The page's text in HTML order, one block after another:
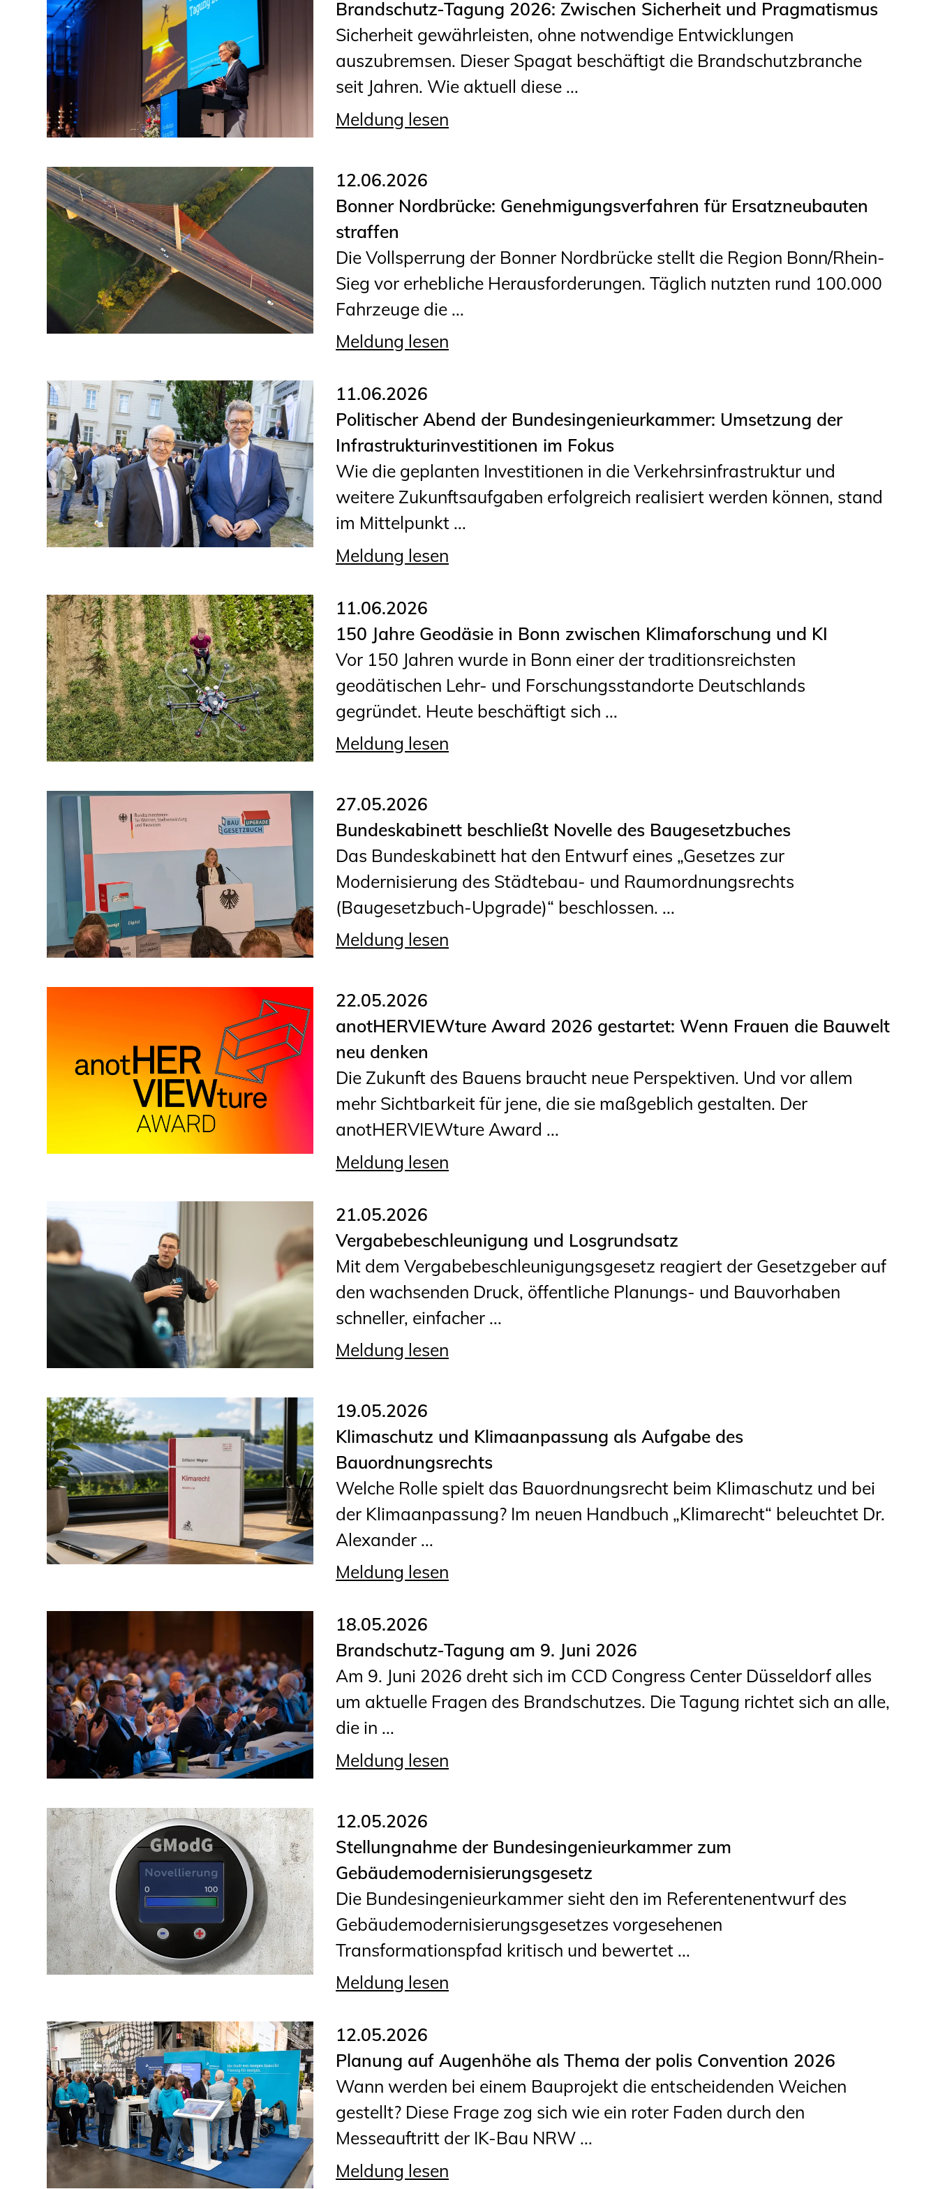
Geschäftsstelle
Mitgliedschaft
Veranstaltungsformate
Unsere Publikationen
Informationen für
Anträge, Anzeigen, Formulare
Fortbildung/Seminare
Informationen für
Ingenieurinnen und Ingenieure
Recht
Planungswettbewerbe
Publikationen
Stellenbörse
Staatlich anerkannte
Sachverständige
Öffentlich bestellte und
vereidigte Sachverständige
Prüfsachverständige
Qualifizierte Tragwerksplaner/-
Bauvorlageberechtigte
Sachkundige für Zustands- und
Funktionsprüfung privater
Abwasserleitungen
Vereinbarungen mit
Ingenieurkammern
Büronachfolge
Informationen für
Schülerinnen, Schüler
und Studierende
Studierenden Praxis-
Wissenswertes für
Studierende
Presse
Kontakt und Anfahrt
Impressum
Brandschutz-Tagung 2026: Zwischen Sicherheit und Pragmatismus
Sicherheit gewährleisten, ohne notwendige Entwicklungen
auszubremsen. Dieser Spagat beschäftigt die Brandschutzbranche
seit Jahren. Wie aktuell diese ...
Meldung lesen
12.06.2026
Bonner Nordbrücke: Genehmigungsverfahren für Ersatzneubauten
straffen
Die Vollsperrung der Bonner Nordbrücke stellt die Region Bonn/Rhein-
Sieg vor erhebliche Herausforderungen. Täglich nutzten rund 100.000
Fahrzeuge die ...
Meldung lesen
11.06.2026
Politischer Abend der Bundesingenieurkammer: Umsetzung der
Infrastrukturinvestitionen im Fokus
Wie die geplanten Investitionen in die Verkehrsinfrastruktur und
weitere Zukunftsaufgaben erfolgreich realisiert werden können, stand
im Mittelpunkt ...
Meldung lesen
11.06.2026
150 Jahre Geodäsie in Bonn zwischen Klimaforschung und KI
Vor 150 Jahren wurde in Bonn einer der traditionsreichsten
geodätischen Lehr- und Forschungsstandorte Deutschlands
gegründet. Heute beschäftigt sich ...
Meldung lesen
27.05.2026
Bundeskabinett beschließt Novelle des Baugesetzbuches
Das Bundeskabinett hat den Entwurf eines „Gesetzes zur
Modernisierung des Städtebau- und Raumordnungsrechts
(Baugesetzbuch-Upgrade)“ beschlossen. ...
Meldung lesen
22.05.2026
anotHERVIEWture Award 2026 gestartet: Wenn Frauen die Bauwelt
neu denken
Die Zukunft des Bauens braucht neue Perspektiven. Und vor allem
mehr Sichtbarkeit für jene, die sie maßgeblich gestalten. Der
anotHERVIEWture Award ...
Meldung lesen
21.05.2026
Vergabebeschleunigung und Losgrundsatz
Mit dem Vergabebeschleunigungsgesetz reagiert der Gesetzgeber auf
den wachsenden Druck, öffentliche Planungs- und Bauvorhaben
schneller, einfacher ...
Meldung lesen
19.05.2026
Klimaschutz und Klimaanpassung als Aufgabe des
Bauordnungsrechts
Welche Rolle spielt das Bauordnungsrecht beim Klimaschutz und bei
der Klimaanpassung? Im neuen Handbuch „Klimarecht“ beleuchtet Dr.
Alexander ...
Meldung lesen
18.05.2026
Brandschutz-Tagung am 9. Juni 2026
Am 9. Juni 2026 dreht sich im CCD Congress Center Düsseldorf alles
um aktuelle Fragen des Brandschutzes. Die Tagung richtet sich an alle,
die in ...
Meldung lesen
12.05.2026
Stellungnahme der Bundesingenieurkammer zum
Gebäudemodernisierungsgesetz
Die Bundesingenieurkammer sieht den im Referentenentwurf des
Gebäudemodernisierungsgesetzes vorgesehenen
Transformationspfad kritisch und bewertet ...
Meldung lesen
12.05.2026
Planung auf Augenhöhe als Thema der polis Convention 2026
Wann werden bei einem Bauprojekt die entscheidenden Weichen
gestellt? Diese Frage zog sich wie ein roter Faden durch den
Messeauftritt der IK-Bau NRW ...
Meldung lesen